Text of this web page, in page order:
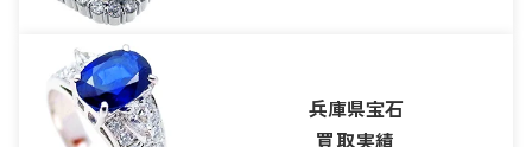
兵庫県宝石
買取実績